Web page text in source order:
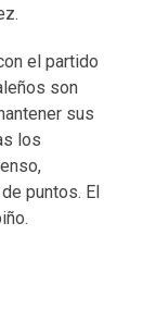
el partido
son
sus
los
puntos. El